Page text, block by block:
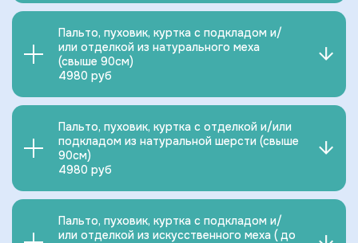
Пальто, пуховик, куртка с подкладом и/
или отделкой из натурального меха
(свыше 90см)
4980 руб
Пальто, пуховик, куртка с отделкой и/или
подкладом из натуральной шерсти (свыше
90см)
4980 руб
Пальто, пуховик, куртка с подкладом и/
или отделкой из искусственного меха ( до